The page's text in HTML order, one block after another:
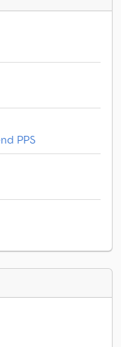
PPS